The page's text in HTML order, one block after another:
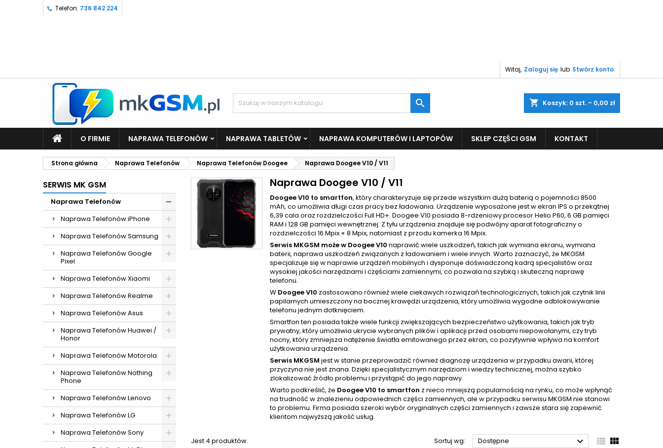
Telefon: 736 842 224
Witaj, Zaloguj się lub Stwórz konto
shopping_cart Koszyk: 0 szt. - 0,00 zł

O FIRMIE NAPRAWA TELEFONÓW NAPRAWA TABLETÓW NAPRAWA KOMPUTERÓW I LAPTOPÓW SKLEP CZĘŚCI GSM KONTAKT
Strona główna Naprawa Telefonów Naprawa Telefonów Doogee Naprawa Doogee V10 / V11
SERWIS MK GSM
Naprawa Telefonów
Naprawa Telefonów iPhone
Naprawa Telefonów Samsung
Naprawa Telefonów Google
Pixel
Naprawa Telefonów Xiaomi
Naprawa Telefonów Realme
Naprawa Telefonów Asus
Naprawa Telefonów Huawei /
Honor
Naprawa Telefonów Motorola
Naprawa Telefonów Nothing
Phone
Naprawa Telefonów Lenovo
Naprawa Telefonów LG
Naprawa Telefonów Sony
Naprawa Doogee V10 / V11
Doogee V10 to smartfon, który charakteryzuje się przede wszystkim dużą baterią o pojemności 8500
mAh, co umożliwia długi czas pracy bez ładowania. Urządzenie wyposażone jest w ekran IPS o przekątnej
6,39 cala oraz rozdzielczości Full HD+. Doogee V10 posiada 8-rdzeniowy procesor Helio P60, 6 GB pamięci
RAM i 128 GB pamięci wewnętrznej. Z tyłu urządzenia znajduje się podwójny aparat fotograficzny o
rozdzielczości 16 Mpix + 8 Mpix, natomiast z przodu kamerka 16 Mpix.
Serwis MKGSM może w Doogee V10 naprawić wiele uszkodzeń, takich jak wymiana ekranu, wymiana
baterii, naprawa uszkodzeń związanych z ładowaniem i wiele innych. Warto zaznaczyć, że MKGSM
specjalizuje się w naprawie urządzeń mobilnych i dysponuje doświadczoną kadrą specjalistów oraz
wysokiej jakości narzędziami i częściami zamiennymi, co pozwala na szybką i skuteczną naprawę
telefonu.
W Doogee V10 zastosowano również wiele ciekawych rozwiązań technologicznych, takich jak czytnik linii
papilarnych umieszczony na bocznej krawędzi urządzenia, który umożliwia wygodne odblokowywanie
telefonu jednym dotknięciem.
Smartfon ten posiada także wiele funkcji zwiększających bezpieczeństwo użytkowania, takich jak tryb
prywatny, który umożliwia ukrycie wybranych plików i aplikacji przed osobami niepowołanymi, czy tryb
nocny, który zmniejsza natężenie światła emitowanego przez ekran, co pozytywnie wpływa na komfort
użytkowania urządzenia.
Serwis MKGSM jest w stanie przeprowadzić również diagnozę urządzenia w przypadku awarii, której
przyczyna nie jest znana. Dzięki specjalistycznym narzędziom i wiedzy technicznej, można szybko
zlokalizować źródło problemu i przystąpić do jego naprawy.
Warto podkreślić, że Doogee V10 to smartfon z nieco mniejszą popularnością na rynku, co może wpłynąć
na trudność w znalezieniu odpowiednich części zamiennych, ale w przypadku serwisu MKGSM nie stanowi
to problemu. Firma posiada szeroki wybór oryginalnych części zamiennych i zawsze stara się zapewnić
klientom najwyższą jakość usług.
Jest 4 produktów. Sortuj wg: Dostępne   